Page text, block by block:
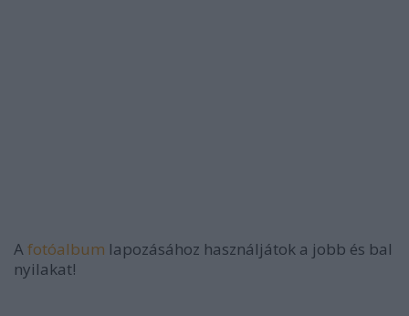
Afotóalbum lapozásához használjátok a jobb és bal
nyilakat!